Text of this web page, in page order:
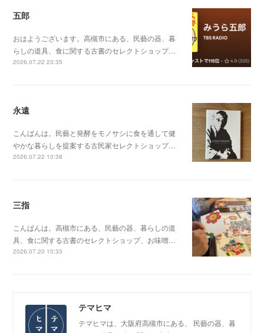
五郎
おはようございます。高槻市にある、民藝の器、暮
らしの道具、食に関する古書のセレクトショップ…
2026.07.22 23:35
永遠
こんばんは。民藝と発酵をモノサシに食を通して健
やかな暮らしを提案する古民家セレクトショップ…
2026.07.22 10:38
三指
こんばんは。高槻市にある、民藝の器、暮らしの道
具、食に関する古書のセレクトショップ、お味噌…
2026.07.20 10:33
テマヒマ
テマヒマは、大阪府高槻市にある、 民藝の器、暮